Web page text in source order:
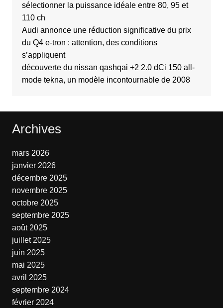
sélectionner la puissance idéale entre 80, 95 et
110 ch
Audi annonce une réduction significative du prix
du Q4 e-tron : attention, des conditions
s’appliquent
découverte du nissan qashqai +2 2.0 dCi 150 all-
mode tekna, un modèle incontournable de 2008
Archives
mars 2026
janvier 2026
décembre 2025
novembre 2025
octobre 2025
septembre 2025
août 2025
juillet 2025
juin 2025
mai 2025
avril 2025
septembre 2024
février 2024